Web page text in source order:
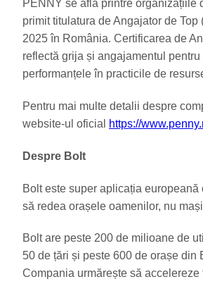
PENNY se află printre organizațiile
primit titulatura de Angajator de Top
2025 în România. Certificarea de
reflectă grija și angajamentul pentru
performanțele în practicile de
Pentru mai multe detalii despre
website-ul oficial
https://
Despre Bolt
Bolt este super aplicația europeană
să redea orașele oamenilor, nu
Bolt are peste 200 de milioane de
50 de țări și peste 600 de orașe din
Compania urmărește să accelereze